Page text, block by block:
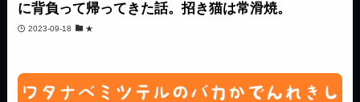
に背負って帰ってきた話。招き猫は常滑焼。
2023-09-18 ★